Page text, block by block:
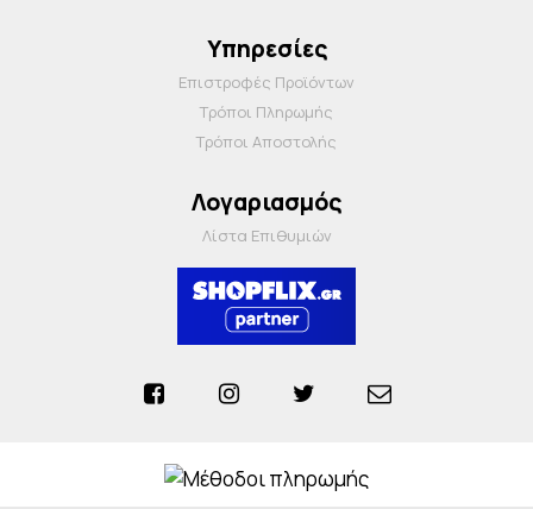
Υπηρεσίες
Επιστροφές Προϊόντων
Τρόποι Πληρωμής
Τρόποι Αποστολής
Λογαριασμός
Λίστα Επιθυμιών